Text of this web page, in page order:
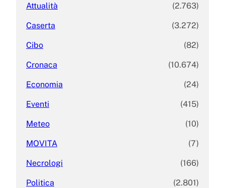
Attualità (2.763)
Caserta (3.272)
Cibo (82)
Cronaca (10.674)
Economia (24)
Eventi (415)
Meteo (10)
MOVITA (7)
Necrologi (166)
Politica (2.801)